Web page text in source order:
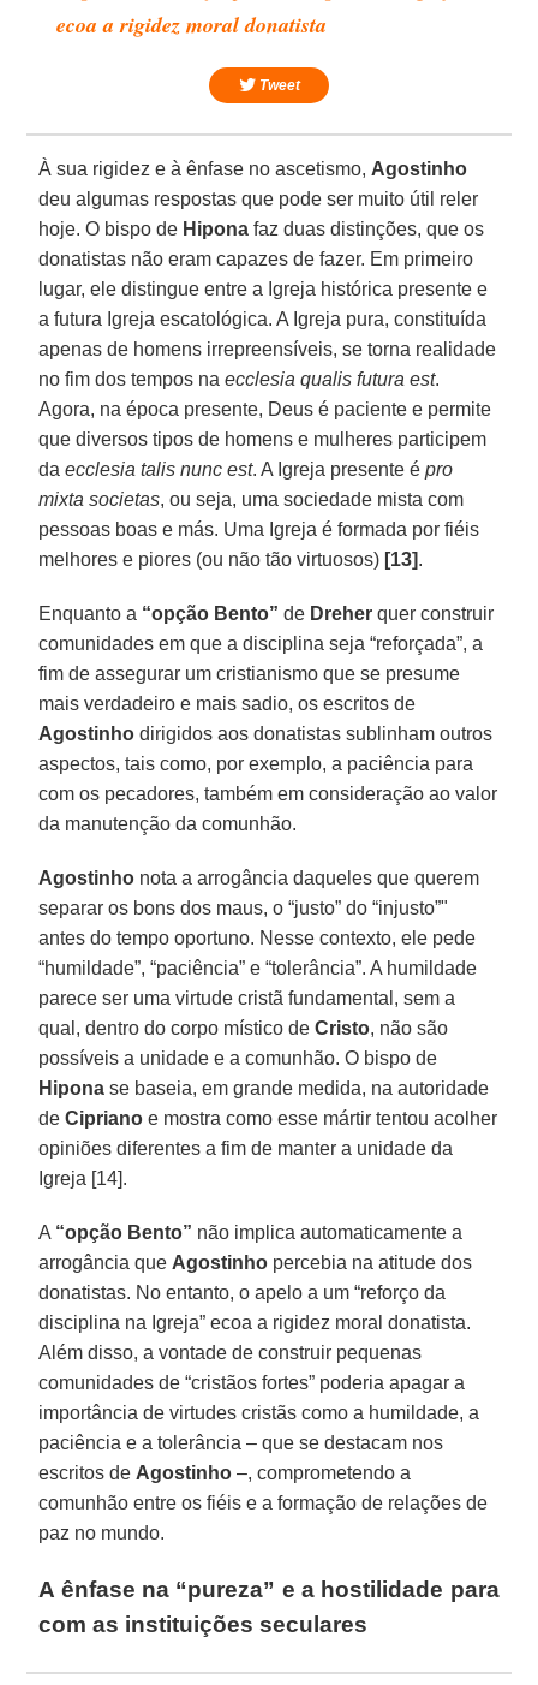
ecoa a rigidez moral donatista
Tweet
À sua rigidez e à ênfase no ascetismo, Agostinho
deu algumas respostas que pode ser muito útil reler
hoje. O bispo de Hipona faz duas distinções, que os
donatistas não eram capazes de fazer. Em primeiro
lugar, ele distingue entre a Igreja histórica presente e
a futura Igreja escatológica. A Igreja pura, constituída
apenas de homens irrepreensíveis, se torna realidade
no fim dos tempos naecclesia qualis futura est.
Agora, na época presente, Deus é paciente e permite
que diversos tipos de homens e mulheres participem
daecclesia talis nunc est. A Igreja presente épro
mixta societas, ou seja, uma sociedade mista com
pessoas boas e más. Uma Igreja é formada por fiéis
melhores e piores (ou não tão virtuosos) [13].
Enquanto a “opção Bento”de Dreher quer construir
comunidades em que a disciplina seja “reforçada”, a
fim de assegurar um cristianismo que se presume
mais verdadeiro e mais sadio, os escritos de
Agostinho dirigidos aos donatistas sublinham outros
aspectos, tais como, por exemplo, a paciência para
com os pecadores, também em consideração ao valor
da manutenção da comunhão.
Agostinho nota a arrogância daqueles que querem
separar os bons dos maus, o “justo” do “injusto”"
antes do tempo oportuno. Nesse contexto, ele pede
“humildade”, “paciência” e “tolerância”. A humildade
parece ser uma virtude cristã fundamental, sem a
qual, dentro do corpo místico deCristo, não são
possíveis a unidade e a comunhão. O bispo de
Hipona se baseia, em grande medida, na autoridade
deCipriano e mostra como esse mártir tentou acolher
opiniões diferentes a fim de manter a unidade da
Igreja [14].
A “opção Bento” não implica automaticamente a
arrogância que Agostinho percebia na atitude dos
donatistas. No entanto, o apelo a um “reforço da
disciplina na Igreja” ecoa a rigidez moral donatista.
Além disso, a vontade de construir pequenas
comunidades de “cristãos fortes” poderia apagar a
importância de virtudes cristãs como a humildade, a
paciência e a tolerância – que se destacam nos
escritos de Agostinho –, comprometendo a
comunhão entre os fiéis e a formação de relações de
paz no mundo.
A ênfase na “pureza” e a hostilidade para
com as instituições seculares